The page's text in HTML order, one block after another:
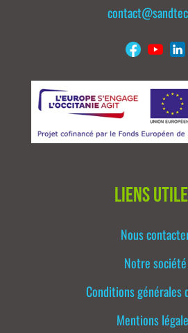
Liens
Nous
Notre société
Conditions générales
Mentions